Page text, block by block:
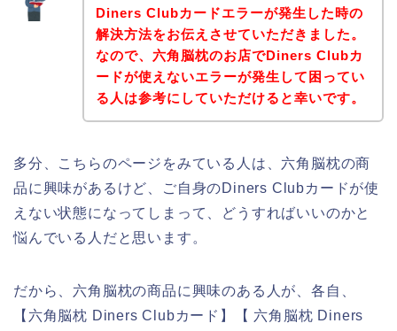
Diners Clubカードエラーが発生した時の
解決方法をお伝えさせていただきました。
なので、六角脳枕のお店でDiners Clubカ
ードが使えないエラーが発生して困ってい
る人は参考にしていただけると幸いです。
多分、こちらのページをみている人は、六角脳枕の商
品に興味があるけど、ご自身のDiners Clubカードが使
えない状態になってしまって、どうすればいいのかと
悩んでいる人だと思います。
だから、六角脳枕の商品に興味のある人が、各自、
【六角脳枕 Diners Clubカード】【 六角脳枕 Diners